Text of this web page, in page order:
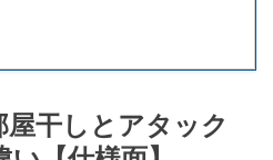
干しとアタック